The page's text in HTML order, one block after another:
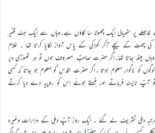
پر سٹھیالی ایک چھوٹا سا گاؤں ہے۔وہاں سے ایک جٹ فقیر
کی چھت کے نیچے آکر کھڑکی کے پاس آواز لگایا کرتا تھا ۔ غلام
وہاں بیٹھ جاتا تھا۔اگر حضرت صاحبؑ مصروف ہوں تو ہر تھوڑی دیر
کو ناگوار معلوم ہوتا ۔اگر حضرت اقدس ؑکو معلوم ہو جاتا کہ کسی
ناپسند فرماتے اور ہنستے ہوئے اس کو روپیہ دے دیا کرتے
مرتبہ دہلی تشریف لے گئے ۔ ایک روز آپؑ دہلی کے مزارات وغیرہ